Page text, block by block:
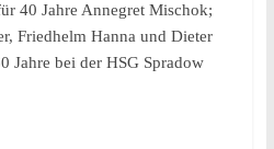
40 Jahre Annegret Mischok;
Friedhelm Hanna und Dieter
Jahre bei der HSG Spradow